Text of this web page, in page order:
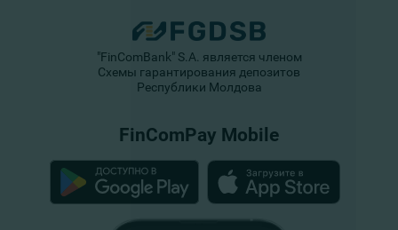
"FinComBank" S.A. является членом
Схемы гарантирования депозитов
Республики Молдова
FinComPay Mobile